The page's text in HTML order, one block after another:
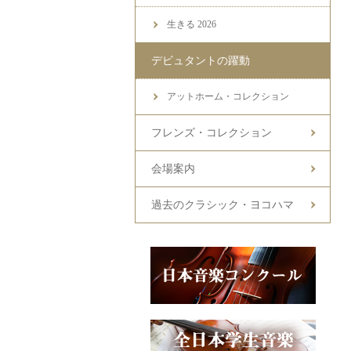
生きる 2026
デビュタントの躍動
アットホーム・コレクション
フレンズ・コレクション
会場案内
過去のクラシック・ヨコハマ